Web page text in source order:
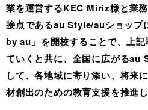
業を運営するKEC Miriz様と業
接点であるau Style/auショッ
by au」を開校することで、上
ていくと共に、全国に広がるau
して、各地域に寄り添い、将来
材創出のための教育支援を推進